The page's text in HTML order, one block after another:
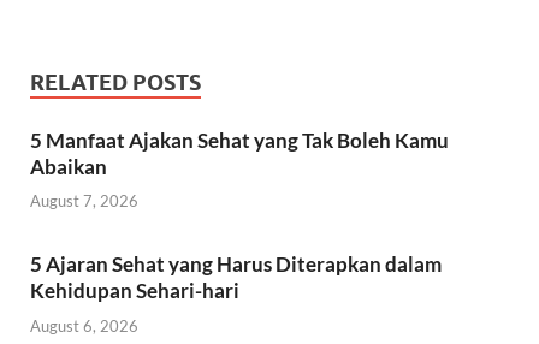
RELATED POSTS
5 Manfaat Ajakan Sehat yang Tak Boleh Kamu
Abaikan
August 7, 2026
5 Ajaran Sehat yang Harus Diterapkan dalam
Kehidupan Sehari-hari
August 6, 2026